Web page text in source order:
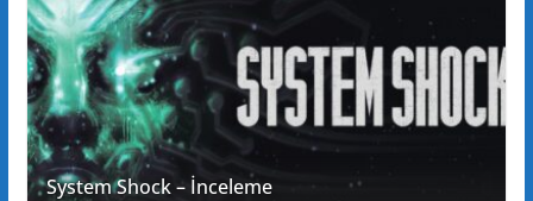
System Shock – İnceleme